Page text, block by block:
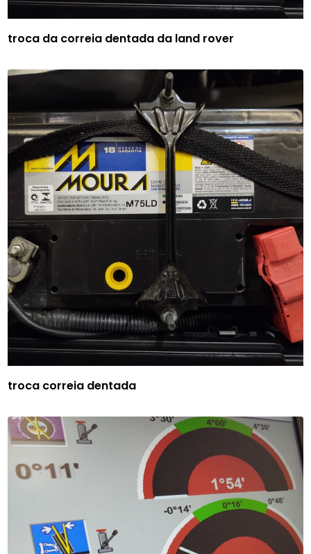
troca da correia dentada da land rover
troca correia dentada